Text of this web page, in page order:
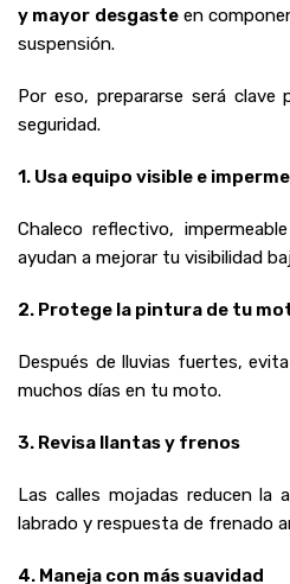
y mayor desgasteen
suspensión.
Por eso, prepararse será clave
seguridad.
1. Usa equipo visible e
Chaleco reflectivo,
ayudan a mejorar tu visibilidad
2. Protege la pintura de tu
Después de lluvias fuertes,
muchos días en tu moto.
3. Revisa llantas y frenos
Las calles mojadas reducen la
labrado y respuesta de frenado
4. Maneja con más suavidad